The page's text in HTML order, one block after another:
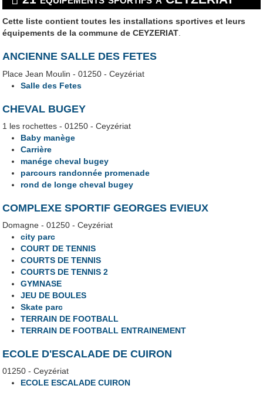
Cette liste contient toutes les installations sportives et leurs
équipements de la commune de CEYZERIAT.
ANCIENNE SALLE DES FETES
Place Jean Moulin - 01250 - Ceyzériat
Salle des Fetes
CHEVAL BUGEY
1 les rochettes - 01250 - Ceyzériat
Baby manège
Carrière
manége cheval bugey
parcours randonnée promenade
rond de longe cheval bugey
COMPLEXE SPORTIF GEORGES EVIEUX
Domagne - 01250 - Ceyzériat
city parc
COURT DE TENNIS
COURTS DE TENNIS
COURTS DE TENNIS 2
GYMNASE
JEU DE BOULES
Skate parc
TERRAIN DE FOOTBALL
TERRAIN DE FOOTBALL ENTRAINEMENT
ECOLE D'ESCALADE DE CUIRON
01250 - Ceyzériat
ECOLE ESCALADE CUIRON